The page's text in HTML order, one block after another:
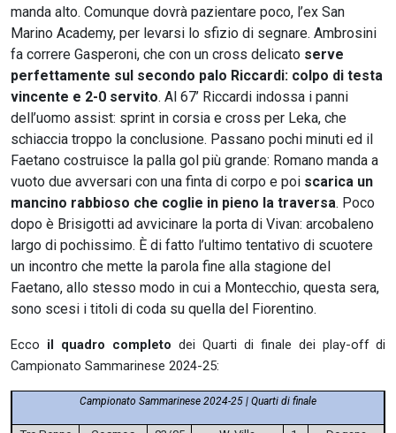
manda alto. Comunque dovrà pazientare poco, l’ex San
Marino Academy, per levarsi lo sfizio di segnare. Ambrosini
fa correre Gasperoni, che con un cross delicato serve
perfettamente sul secondo palo Riccardi: colpo di testa
vincente e 2-0 servito. Al 67’ Riccardi indossa i panni
dell’uomo assist: sprint in corsia e cross per Leka, che
schiaccia troppo la conclusione. Passano pochi minuti ed il
Faetano costruisce la palla gol più grande: Romano manda a
vuoto due avversari con una finta di corpo e poi scarica un
mancino rabbioso che coglie in pieno la traversa. Poco
dopo è Brisigotti ad avvicinare la porta di Vivan: arcobaleno
largo di pochissimo. È di fatto l’ultimo tentativo di scuotere
un incontro che mette la parola fine alla stagione del
Faetano, allo stesso modo in cui a Montecchio, questa sera,
sono scesi i titoli di coda su quella del Fiorentino.
Ecco il quadro completo dei Quarti di finale dei play-off di
Campionato Sammarinese 2024-25:
Campionato Sammarinese 2024-25 | Quarti di finale